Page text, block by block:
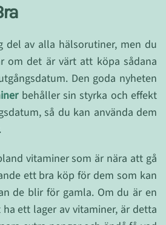
del av alla hälsorutiner, men du
om det är värt att köpa sådana
Den goda nyheten
behåller sin styrka och effekt
så du kan använda dem
vitaminer som är nära att gå
ett bra köp för dem som kan
de blir för gamla. Om du är en
ett lager av vitaminer, är detta